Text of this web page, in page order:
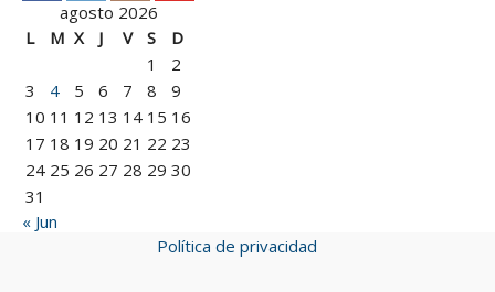
agosto 2026
L
M X J V S
D
1
2
3
4 5 6 7 8
9
10 11 12 13 14 15 16
17 18 19 20 21 22 23
24 25 26 27 28 29 30
31
« Jun
Política de privacidad